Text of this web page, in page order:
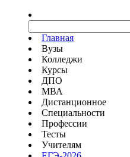
Главная
Вузы
Колледжи
Курсы
ДПО
МВА
Дистанционное
Специальности
Профессии
Тесты
Учителям